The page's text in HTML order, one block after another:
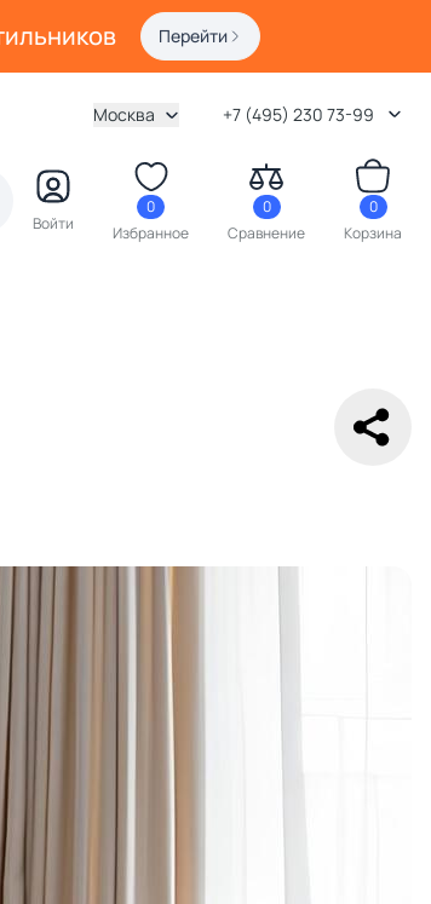
Перейти
Москва +7 (495) 230 73-99
Войти
0
Избранное
0
Сравнение
0
Корзина